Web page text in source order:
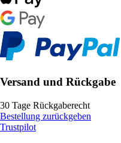
Versand und Rückgabe
30 Tage Rückgaberecht
Bestellung zurückgeben
Trustpilot